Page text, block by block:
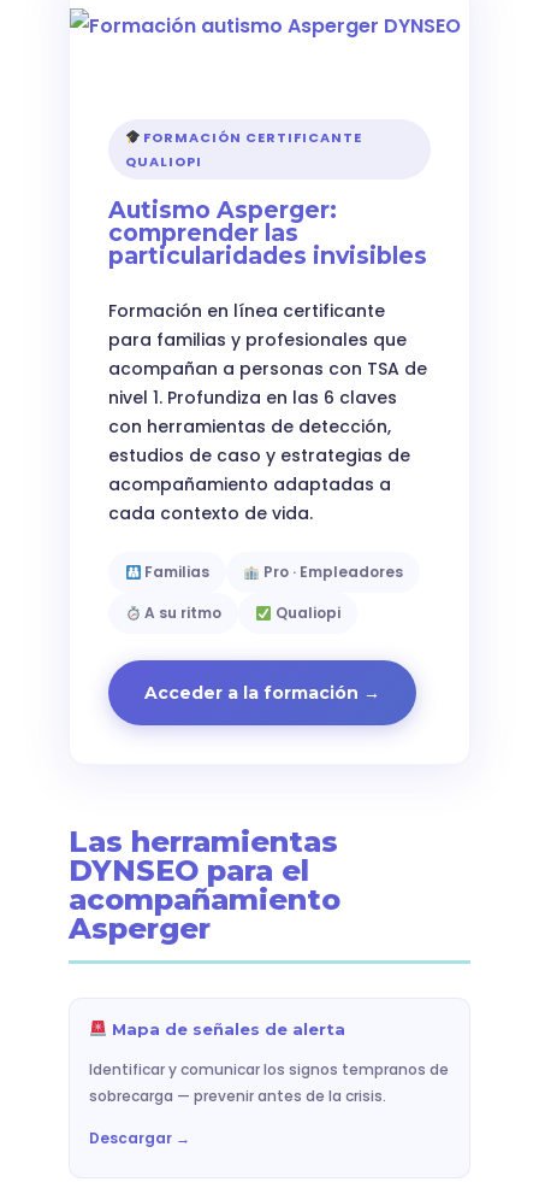
FORMACIÓN CERTIFICANTE
QUALIOPI
Autismo Asperger:
comprender las
particularidades invisibles
Formación en línea certificante
para familias y profesionales que
acompañan a personas con TSA de
nivel 1. Profundiza en las 6 claves
con herramientas de detección,
estudios de caso y estrategias de
acompañamiento adaptadas a
cada contexto de vida.
Familias
Pro · Empleadores
A su ritmo
Qualiopi
Acceder a la formación →
Las herramientas
DYNSEO para el
acompañamiento
Asperger
Mapa de señales de alerta
Identificar y comunicar los signos tempranos de
sobrecarga — prevenir antes de la crisis.
Descargar →